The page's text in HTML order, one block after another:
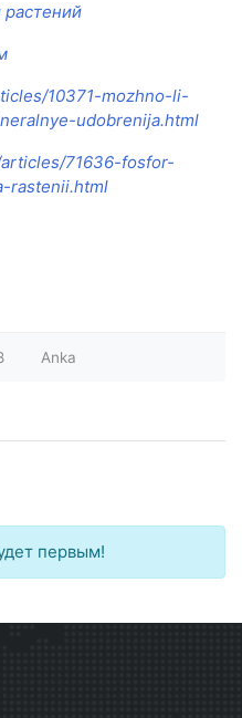
10371-mozhno-li-
udobrenija.html
71636-fosfor-
rastenii.html
Anka
первым!